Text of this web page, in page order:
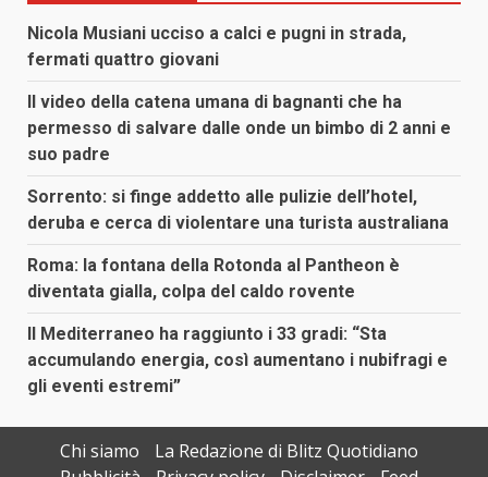
Nicola Musiani ucciso a calci e pugni in strada,
fermati quattro giovani
Il video della catena umana di bagnanti che ha
permesso di salvare dalle onde un bimbo di 2 anni e
suo padre
Sorrento: si finge addetto alle pulizie dell’hotel,
deruba e cerca di violentare una turista australiana
Roma: la fontana della Rotonda al Pantheon è
diventata gialla, colpa del caldo rovente
Il Mediterraneo ha raggiunto i 33 gradi: “Sta
accumulando energia, così aumentano i nubifragi e
gli eventi estremi”
Chi siamo
La Redazione di Blitz Quotidiano